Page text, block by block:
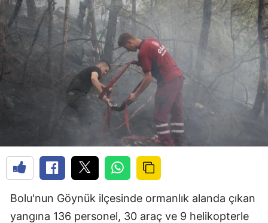
Bolu'nun Göynük ilçesinde ormanlık alanda çıkan
yangına 136 personel, 30 araç ve 9 helikopterle